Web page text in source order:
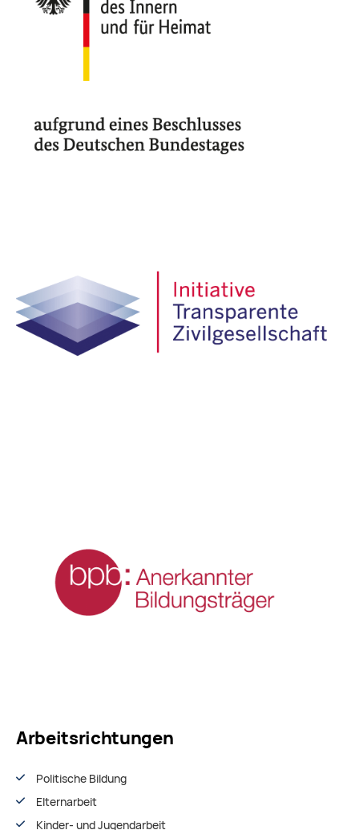
Arbeitsrichtungen
Politische Bildung
Elternarbeit
Kinder- und Jugendarbeit